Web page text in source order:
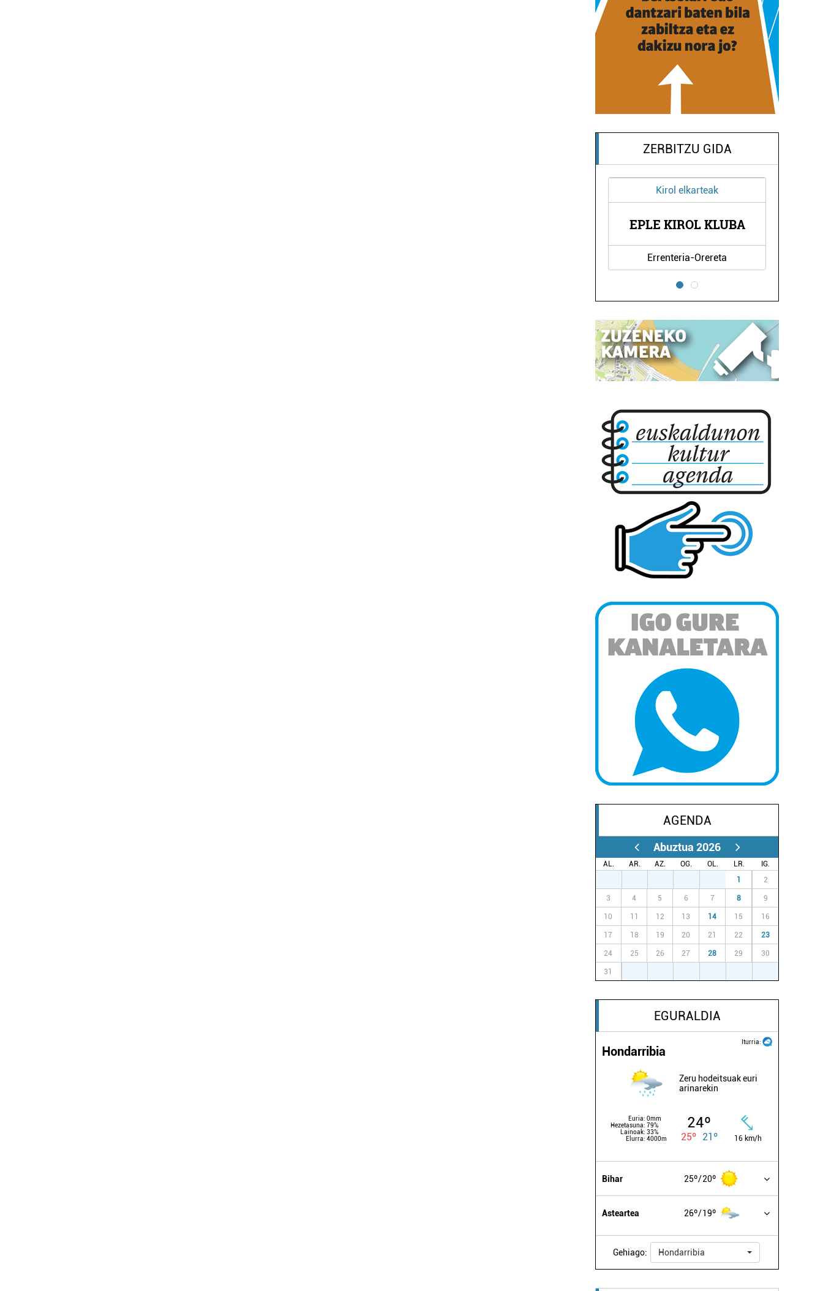
ZERBITZU GIDA
Kirol elkarteak
EPLE KIROL KLUBA
Errenteria-Orereta
AGENDA
Abuztua 2026
AL. AR. AZ. OG. OL. LR.
IG.
1 2
3 4 5 6 7 8 9
10 11 12 13 14 15 16
17 18 19 20 21 22 23
24 25 26 27 28 29 30
31
EGURALDIA
Iturria:
Hondarribia
Zeru hodeitsuak euri
arinarekin
Euria: 0mm
Hezetasuna: 79%
Lainoak: 33%
Elurra: 4000m
24º
25º 21º 16 km/h
Bihar 25º 20º
Asteartea 26º 19º
Gehiago: Hondarribia